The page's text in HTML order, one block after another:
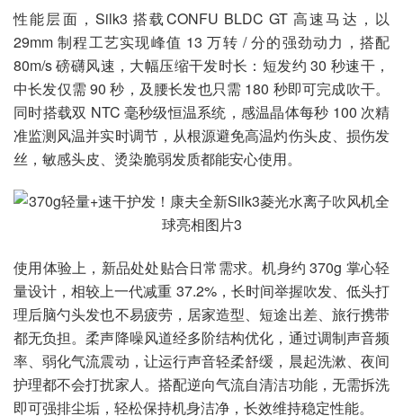
性能层面，Silk3 搭载CONFU BLDC GT 高速马达，以
29mm 制程工艺实现峰值 13 万转 / 分的强劲动力，搭配
80m/s 磅礴风速，大幅压缩干发时长：短发约 30 秒速干，
中长发仅需 90 秒，及腰长发也只需 180 秒即可完成吹干。
同时搭载双 NTC 毫秒级恒温系统，感温晶体每秒 100 次精
准监测风温并实时调节，从根源避免高温灼伤头皮、损伤发
丝，敏感头皮、烫染脆弱发质都能安心使用。
使用体验上，新品处处贴合日常需求。机身约 370g 掌心轻
量设计，相较上一代减重 37.2%，长时间举握吹发、低头打
理后脑勺头发也不易疲劳，居家造型、短途出差、旅行携带
都无负担。柔声降噪风道经多阶结构优化，通过调制声音频
率、弱化气流震动，让运行声音轻柔舒缓，晨起洗漱、夜间
护理都不会打扰家人。搭配逆向气流自清洁功能，无需拆洗
即可强排尘垢，轻松保持机身洁净，长效维持稳定性能。